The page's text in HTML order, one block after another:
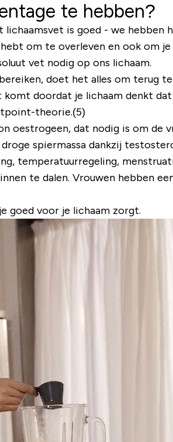
te hebben?
is goed - we hebben
om te overleven en ook om
vet nodig op ons lichaam.
doet het alles om terug
doordat je lichaam denkt
theorie.(5)
oestrogeen, dat nodig is om de
spiermassa dankzij
temperatuurregeling,
te dalen. Vrouwen hebben
goed voor je lichaam zorgt.